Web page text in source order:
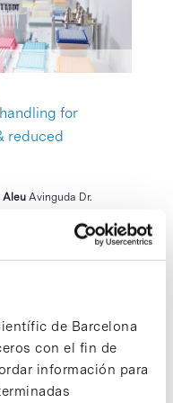
de Barcelona
con el fin de
información para
Eventos
for
reduced
AleuAvinguda Dr.